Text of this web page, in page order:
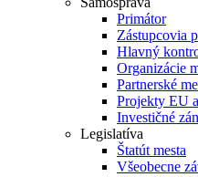
Primátor
Zástupcovia
Hlavný
Organizácie
Partnerské
Projekty EU
Investičné
Legislatíva
Štatút mesta
Všeobecne